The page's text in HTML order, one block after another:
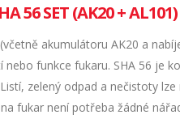
56 SET (AK20 + AL101)
(včetně akumulátoru AK20 a
nebo funkce fukaru. SHA 56 je
zelený odpad a nečistoty
fukar není potřeba žádné